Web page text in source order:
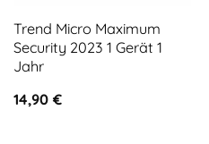
Trend Micro Maximum
Security 2023 1 Gerät 1
Jahr
14,90 €